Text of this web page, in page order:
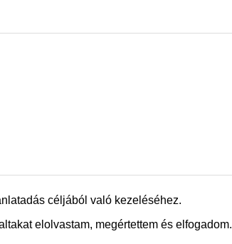
céljából való kezeléséhez.
elolvastam, megértettem és elfogadom.